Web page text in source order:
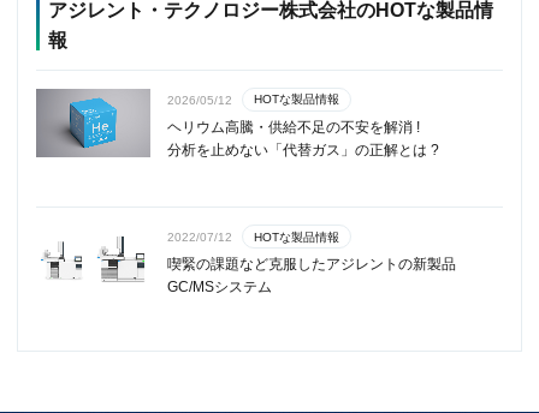
アジレント・テクノロジー株式会社のHOTな製品情
報
2026/05/12 HOTな製品情報
ヘリウム高騰・供給不足の不安を解消 !
分析を止めない「代替ガス」の正解とは ?
2022/07/12 HOTな製品情報
喫緊の課題など克服したアジレントの新製品
GC/MSシステム